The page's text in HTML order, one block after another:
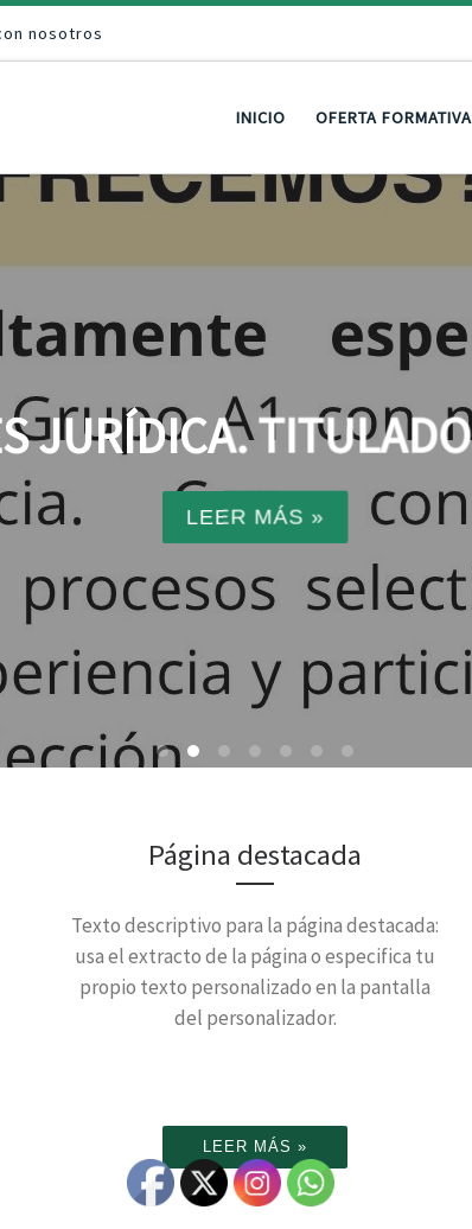
nosotros
INICIO OFERTA FORMATIVA
JURÍDICA.
LEER MÁS »
Página destacada
Texto descriptivo para la página destacada:
usa el extracto de la página o especifica tu
propio texto personalizado en la pantalla
del personalizador.
LEER MÁS »